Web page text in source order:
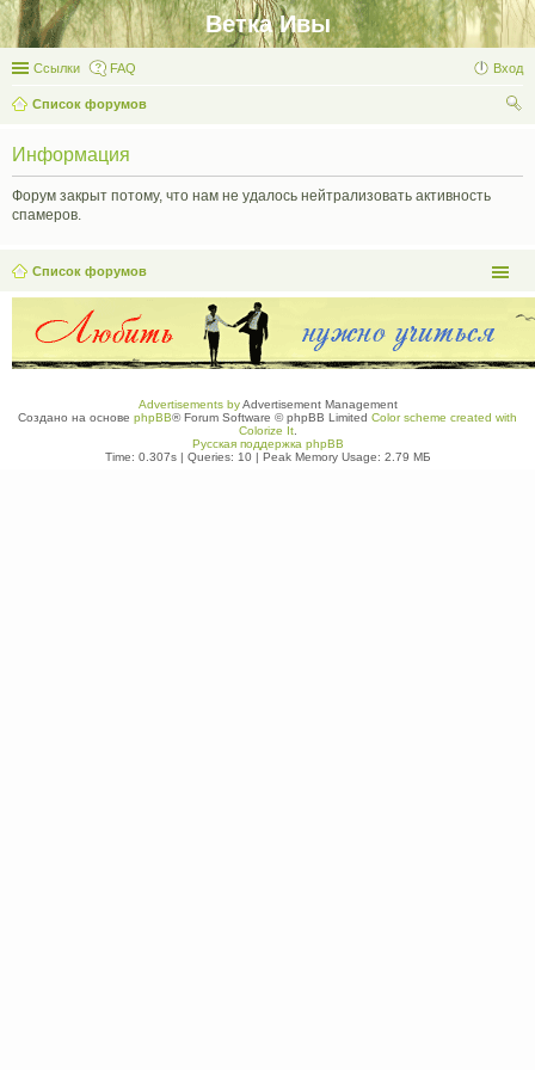
Ветка Ивы
Ссылки FAQ Вход
Список форумов
Информация
Форум закрыт потому, что нам не удалось нейтрализовать активность
спамеров.
Список форумов
Advertisements byAdvertisement Management
Создано на основе phpBB® Forum Software © phpBB Limited Color scheme created with
Colorize It.
Русская поддержка phpBB
Time: 0.307s| Queries: 10| Peak Memory Usage: 2.79 МБ